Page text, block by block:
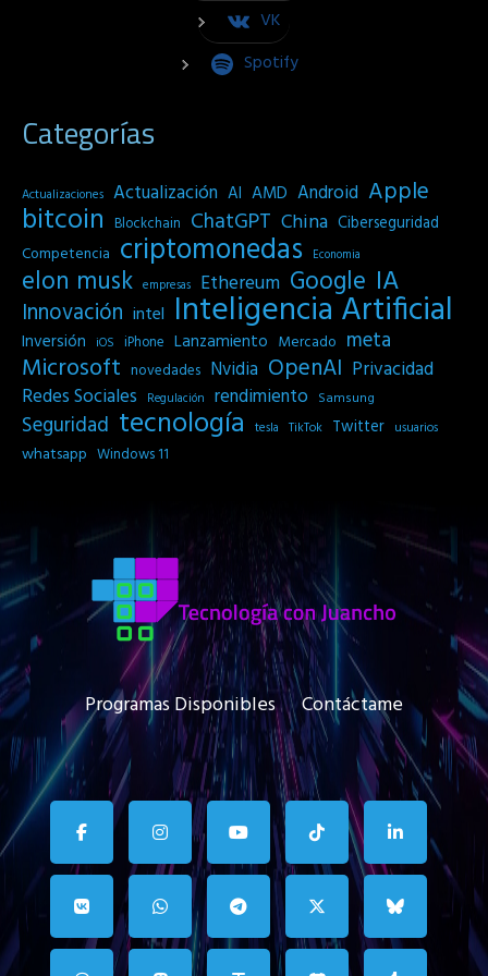
VK
Spotify
Categorías
Actualizaciones Actualización AI AMD Android Apple
bitcoin Blockchain ChatGPT China Ciberseguridad
Competencia criptomonedas Economia
elon musk empresas Ethereum Google IA
Innovación intel Inteligencia Artificial
Inversión iOS iPhone Lanzamiento Mercado meta
Microsoft novedades Nvidia OpenAI Privacidad
Redes Sociales
Regulación rendimiento Samsung
Seguridad tecnología tesla TikTok Twitter usuarios
whatsapp Windows 11
Programas Disponibles Contáctame